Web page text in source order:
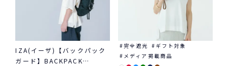
IZA(イーザ)【バックパック
ガード】BACKPACK
完全遮光
ギフト対象
メディア掲載商品